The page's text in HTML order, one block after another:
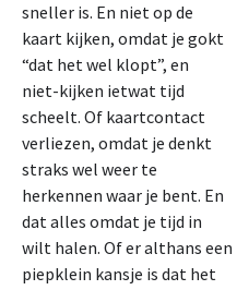
sneller is. En niet op de
kaart kijken, omdat je gokt
“dat het wel klopt”, en
niet-kijken ietwat tijd
scheelt. Of kaartcontact
verliezen, omdat je denkt
straks wel weer te
herkennen waar je bent. En
dat alles omdat je tijd in
wilt halen. Of er althans een
piepklein kansje is dat het